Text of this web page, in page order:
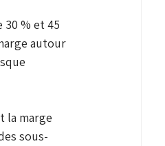
% et 45
autour
la marge
sous-